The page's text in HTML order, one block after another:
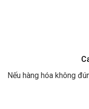
Nếu hàng hóa không